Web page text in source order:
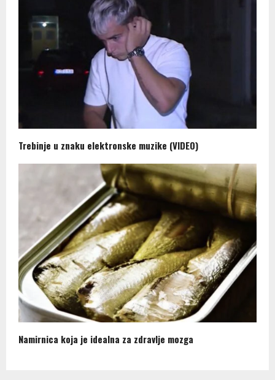
Trebinje u znaku elektronske muzike (VIDEO)
Namirnica koja je idealna za zdravlje mozga